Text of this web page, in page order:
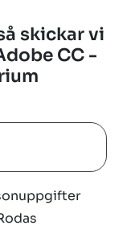
skickar vi
CC -